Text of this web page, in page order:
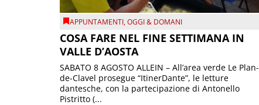
APPUNTAMENTI,OGGI & DOMANI
COSA FARE NEL FINE SETTIMANA IN
VALLE D’AOSTA
SABATO 8 AGOSTO ALLEIN – All’area verde Le Plan-
de-Clavel prosegue “ItinerDante”, le letture
dantesche, con la partecipazione di Antonello
Pistritto (...